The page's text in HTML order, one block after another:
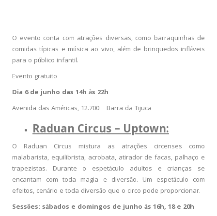
O evento conta com atrações diversas, como barraquinhas de
comidas típicas e música ao vivo, além de brinquedos infláveis
para o público infantil.
Evento gratuito
Dia 6 de junho das 14h às 22h
Avenida das Américas, 12.700 – Barra da Tijuca
Raduan Circus – Uptown:
O Raduan Circus mistura as atrações circenses como
malabarista, equilibrista, acrobata, atirador de facas, palhaço e
trapezistas. Durante o espetáculo adultos e crianças se
encantam com toda magia e diversão. Um espetáculo com
efeitos, cenário e toda diversão que o circo pode proporcionar.
Sessões: sábados e domingos de junho às 16h, 18 e 20h